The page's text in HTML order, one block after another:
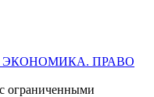
ПРАВО
ограниченными